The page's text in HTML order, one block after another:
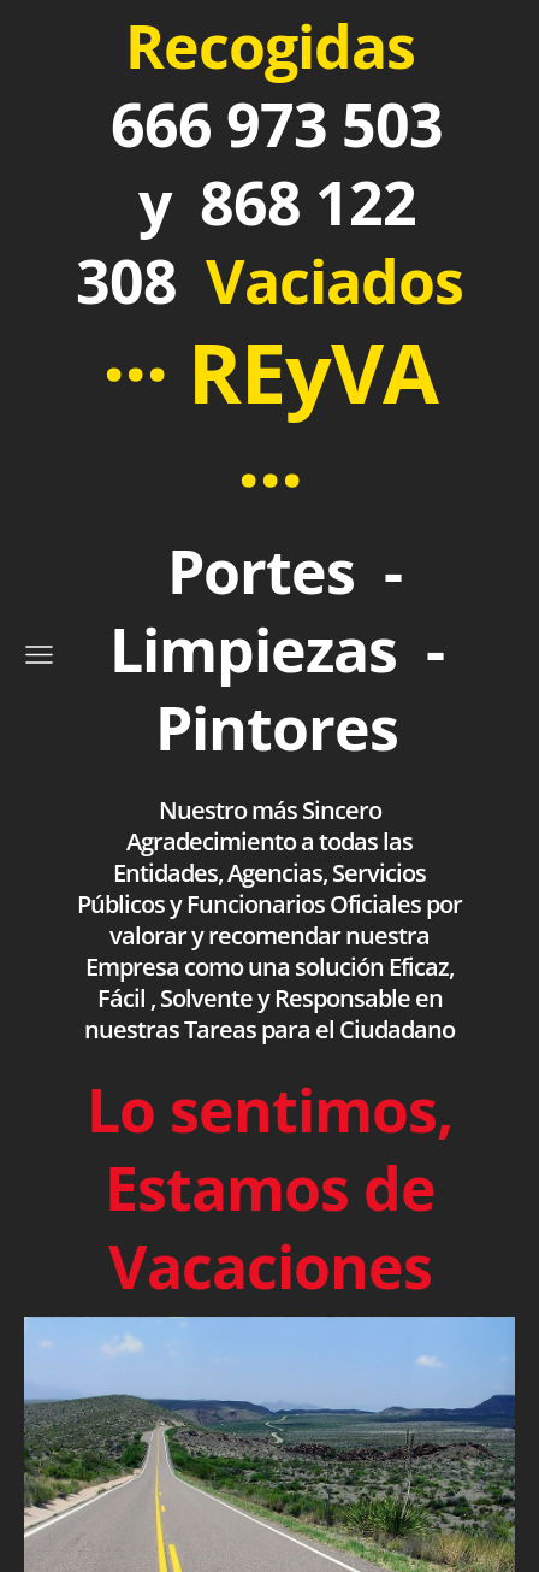
Recogidas
666 973 503
y 868 122
308 Vaciados
··· REyVA
···
Portes -
Limpiezas -
Pintores
Nuestro más Sincero
Agradecimiento a todas las
Entidades, Agencias, Servicios
Públicos y Funcionarios Oficiales por
valorar y recomendar nuestra
Empresa como una solución Eficaz,
Fácil , Solvente y Responsable en
nuestras Tareas para el Ciudadano
Lo sentimos,
Estamos de
Vacaciones